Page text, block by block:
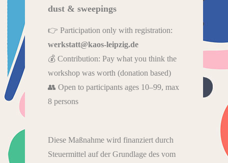
dust & sweepings
👉 Participation only with registration:
werkstatt@kaos-leipzig.de
💰 Contribution: Pay what you think the
workshop was worth (donation based)
👥 Open to participants ages 10–99, max
8 persons
Diese Maßnahme wird finanziert durch
Steuermittel auf der Grundlage des vom